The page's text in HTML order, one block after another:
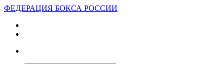
ФЕДЕРАЦИЯ БОКСА РОССИИ